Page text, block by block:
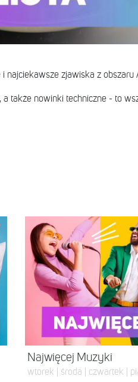
zjawiska z obszaru
także nowinki techniczne - to
Najwięcej Muzyki
wtorek | środa | czwartek |